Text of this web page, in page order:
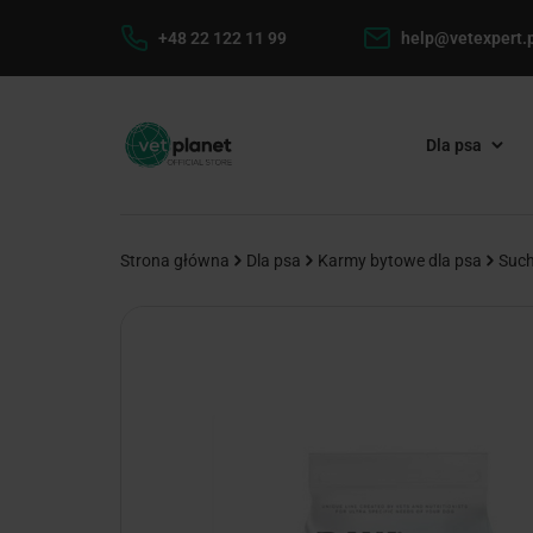
+48 22 122 11 99
Dla psa
Strona główna Dla psa Karmy bytowe dla psa